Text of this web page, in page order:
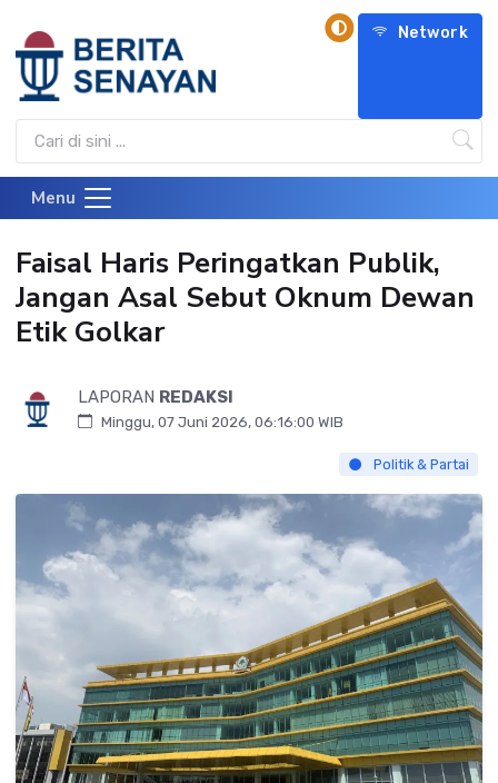
Network
Menu
Faisal Haris Peringatkan Publik,
Jangan Asal Sebut Oknum Dewan
Etik Golkar
LAPORAN REDAKSI
Minggu, 07 Juni 2026, 06:16:00 WIB
Politik & Partai